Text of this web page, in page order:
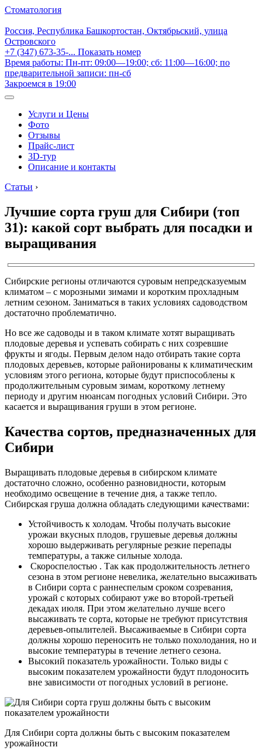
Стоматология
Россия, Республика Башкортостан, Октябрьский, улица
Островского
+7 (347) 673-35-... Показать номер
Время работы: Пн-пт: 09:00—19:00; сб: 11:00—16:00; по
предварительной записи: пн-сб
Закроемся в 19:00
Услуги и Цены
Фото
Отзывы
Прайс-лист
3D-тур
Описание и контакты
Статьи ›
Лучшие сорта груш для Сибири (топ
31): какой сорт выбрать для посадки и
выращивания
Сибирские регионы отличаются суровым непредсказуемым
климатом – с морозными зимами и коротким прохладным
летним сезоном. Заниматься в таких условиях садоводством
достаточно проблематично.
Но все же садоводы и в таком климате хотят выращивать
плодовые деревья и успевать собирать с них созревшие
фрукты и ягоды. Первым делом надо отбирать такие сорта
плодовых деревьев, которые районированы к климатическим
условиям этого региона, которые будут приспособлены к
продолжительным суровым зимам, короткому летнему
периоду и другим нюансам погодных условий Сибири. Это
касается и выращивания груши в этом регионе.
Качества сортов, предназначенных для
Сибири
Выращивать плодовые деревья в сибирском климате
достаточно сложно, особенно разновидности, которым
необходимо освещение в течение дня, а также тепло.
Сибирская груша должна обладать следующими качествами:
Устойчивость к холодам. Чтобы получать высокие
урожаи вкусных плодов, грушевые деревья должны
хорошо выдерживать регулярные резкие перепады
температуры, а также сильные холода.
Скороспелостью . Так как продолжительность летнего
сезона в этом регионе невелика, желательно высаживать
в Сибири сорта с раннеспелым сроком созревания,
урожай с которых собирают уже во второй-третьей
декадах июля. При этом желательно лучше всего
высаживать те сорта, которые не требуют присутствия
деревьев-опылителей. Высаживаемые в Сибири сорта
должны хорошо переносить не только похолодания, но и
высокие температуры в течение летнего сезона.
Высокий показатель урожайности. Только виды с
высоким показателем урожайности будут плодоносить
вне зависимости от погодных условий в регионе.
Для Сибири сорта должны быть с высоким показателем
урожайности